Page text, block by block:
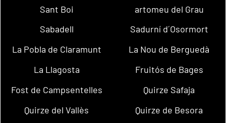
Sant Boi
artomeu del Grau
Sabadell
Sadurní d´Osormort
La Pobla de Claramunt
La Nou de Berguedà
La Llagosta
Fruitós de Bages
Fost de Campsentelles
Quirze Safaja
Quirze del Vallès
Quirze de Besora